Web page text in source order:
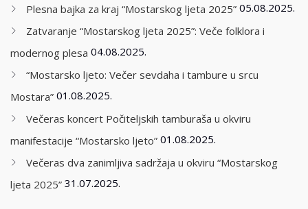
Plesna bajka za kraj “Mostarskog ljeta 2025” 05.08.2025.
Zatvaranje “Mostarskog ljeta 2025”: Veče folklora i
modernog plesa 04.08.2025.
“Mostarsko ljeto: Večer sevdaha i tambure u srcu
Mostara” 01.08.2025.
Večeras koncert Počiteljskih tamburaša u okviru
manifestacije “Mostarsko ljeto” 01.08.2025.
Večeras dva zanimljiva sadržaja u okviru “Mostarskog
ljeta 2025” 31.07.2025.